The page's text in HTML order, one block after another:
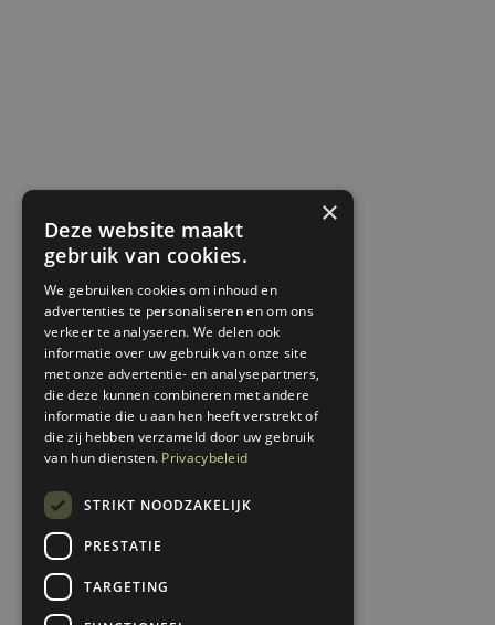
×
Deze website maakt
gebruik van cookies.
We gebruiken cookies om inhoud en
advertenties te personaliseren en om ons
verkeer te analyseren. We delen ook
informatie over uw gebruik van onze site
met onze advertentie- en analysepartners,
die deze kunnen combineren met andere
informatie die u aan hen heeft verstrekt of
die zij hebben verzameld door uw gebruik
van hun diensten. Privacybeleid
STRIKT NOODZAKELIJK
PRESTATIE
TARGETING